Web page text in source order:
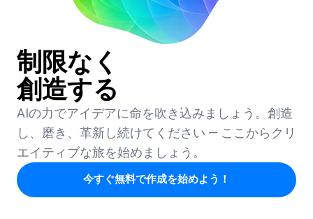
制限なく
創造する
AIの力でアイデアに命を吹き込みましょう。創造
し、磨き、革新し続けてください — ここからクリ
エイティブな旅を始めましょう。
今すぐ無料で作成を始めよう！